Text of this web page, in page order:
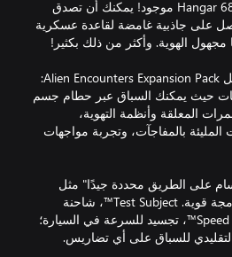
المجانين. لكن كل هذا صحيح. Hangar 68 موجود! يمكنك أن تصدق
على جاذبية غامضة لقاعدة عسكرية
اكتشف كل الألغاز المخبأة داخل Alien Encounters Expansion Pack:
يمتد على 3 مستويات حيث يمكنك السباق عبر حطام جسم
المعلقة وأنظمة التهوية،
بالمفاجآت، وتجربة مواجهات
على الطريق محددة جيدًا" مثل
Hiway Hauler™ 2، شاحنة مدمجة قوية. Test Subject™، شاحنة
عملاقة جاهزة لأي تحدٍ؛ Speed Slayer™، تجسيد للسرعة في السيارة؛